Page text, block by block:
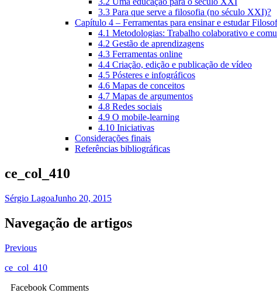
3.3 Para que serve a filosofia (no século XXI)?
Capítulo 4 – Ferramentas para ensinar e estudar
4.1 Metodologias: Trabalho colaborativo e
4.2 Gestão de aprendizagens
4.3 Ferramentas online
4.4 Criação, edição e publicação de vídeo
4.5 Pósteres e infográficos
4.6 Mapas de conceitos
4.7 Mapas de argumentos
4.8 Redes sociais
4.9 O mobile-learning
4.10 Iniciativas
Considerações finais
Referências bibliográficas
ce_col_410
Sérgio LagoaJunho 20, 2015
Navegação de artigos
Previous
ce_col_410
Facebook Comments